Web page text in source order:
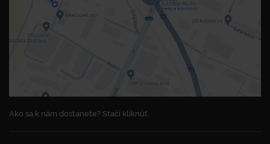
Ako sa k nám dostanete? Stačí kliknúť.